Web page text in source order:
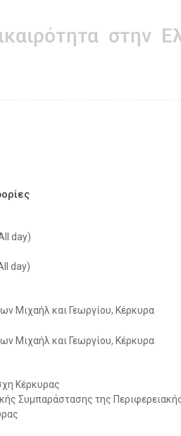
day)
day)
Μιχαήλ και Γεωργίου, Κέρκυρα
Μιχαήλ και Γεωργίου, Κέρκυρα
Κέρκυρας
Συμπαράστασης της